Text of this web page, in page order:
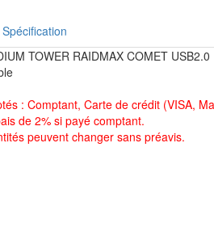
Spécification
TOWER RAIDMAX COMET USB2.0
: Comptant, Carte de crédit (VISA,
de 2% si payé comptant.
peuvent changer sans préavis.